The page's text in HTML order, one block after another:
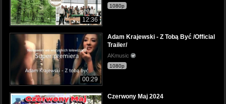
12:36
1080p
00:29
Adam Krajewski - Z Tobą Być /Official
Trailer/
AKmusic
1080p
Czerwony Maj 2024